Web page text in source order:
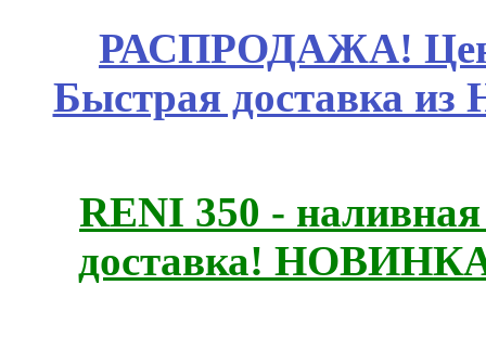
РАСПРОДАЖА!
Быстрая доставка из
RENI 350 -
доставка!